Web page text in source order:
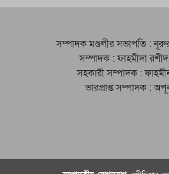
সম্পাদক মণ্ডলীর সভাপতি :
সম্পাদক : ফাহমীদা
সহকারী সম্পাদক :
ভারপ্রাপ্ত সম্পাদক :